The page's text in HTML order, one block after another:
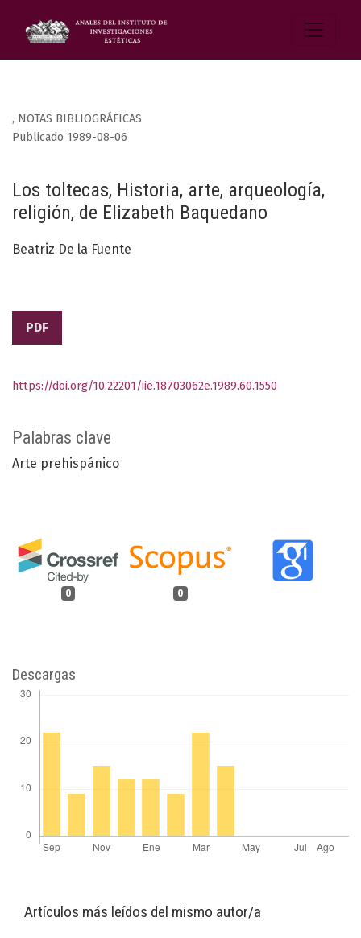
, NOTAS BIBLIOGRÁFICAS
Los toltecas, Historia, arte, arqueología,
religión, de Elizabeth Baquedano
Publicado 1989-08-06
Beatriz De la Fuente
PDF
Palabras clave
Arte prehispánico
0 0
https://doi.org/10.22201/iie.18703062e.1989.60.1550
Descargas
Artículos más leídos del mismo autor/a